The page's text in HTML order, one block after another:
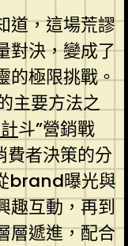
道，這場荒謬
對決，變成了
的極限挑戰。
主要方法之
斗”營銷戰
費者決策的分
brand曝光與
趣互動，再到
層遞進，配合